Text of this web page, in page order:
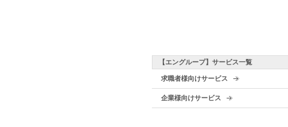
【エングループ】サービス一覧
求職者様向けサービス
企業様向けサービス